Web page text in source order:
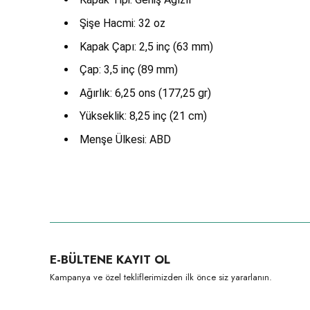
Şişe Hacmi: 32 oz
Kapak Çapı: 2,5 inç (63 mm)
Çap: 3,5 inç (89 mm)
Ağırlık: 6,25 ons (177,25 gr)
Yükseklik: 8,25 inç (21 cm)
Menşe Ülkesi: ABD
Ürün açıklamasında eksik bilgiler bulunuyor.
Ürün bilgilerinde hatalar bulunuyor.
E-BÜLTENE KAYIT OL
Kampanya ve özel tekliflerimizden ilk önce siz yararlanın.